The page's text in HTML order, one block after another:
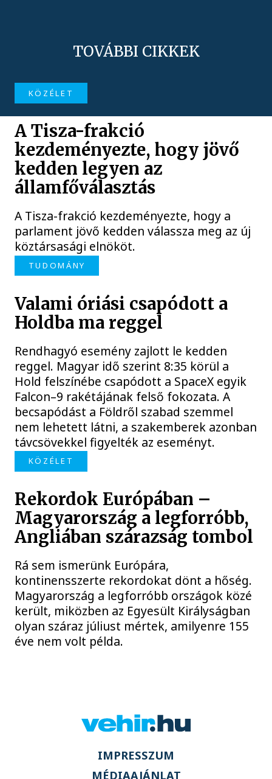
TOVÁBBI CIKKEK
KÖZÉLET
A Tisza-frakció
kezdeményezte, hogy jövő
kedden legyen az
államfőválasztás
A Tisza-frakció kezdeményezte, hogy a
parlament jövő kedden válassza meg az új
köztársasági elnököt.
TUDOMÁNY
Valami óriási csapódott a
Holdba ma reggel
Rendhagyó esemény zajlott le kedden
reggel. Magyar idő szerint 8:35 körül a
Hold felszínébe csapódott a SpaceX egyik
Falcon–9 rakétájának felső fokozata. A
becsapódást a Földről szabad szemmel
nem lehetett látni, a szakemberek azonban
távcsövekkel figyelték az eseményt.
KÖZÉLET
Rekordok Európában –
Magyarország a legforróbb,
Angliában szárazság tombol
Rá sem ismerünk Európára,
kontinensszerte rekordokat dönt a hőség.
Magyarország a legforróbb országok közé
került, miközben az Egyesült Királyságban
olyan száraz júliust mértek, amilyenre 155
éve nem volt példa.
IMPRESSZUM
MÉDIAAJÁNLAT